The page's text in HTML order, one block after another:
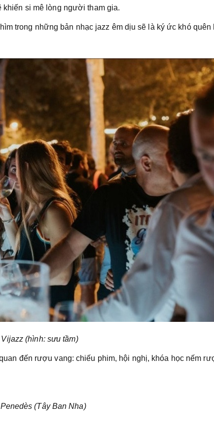
si mê lòng người tham gia.
trong những bản nhạc jazz êm dịu sẽ là ký ức khó quên
(hình: sưu tầm)
đến rượu vang: chiếu phim, hội nghị, khóa học nếm
(Tây Ban Nha)